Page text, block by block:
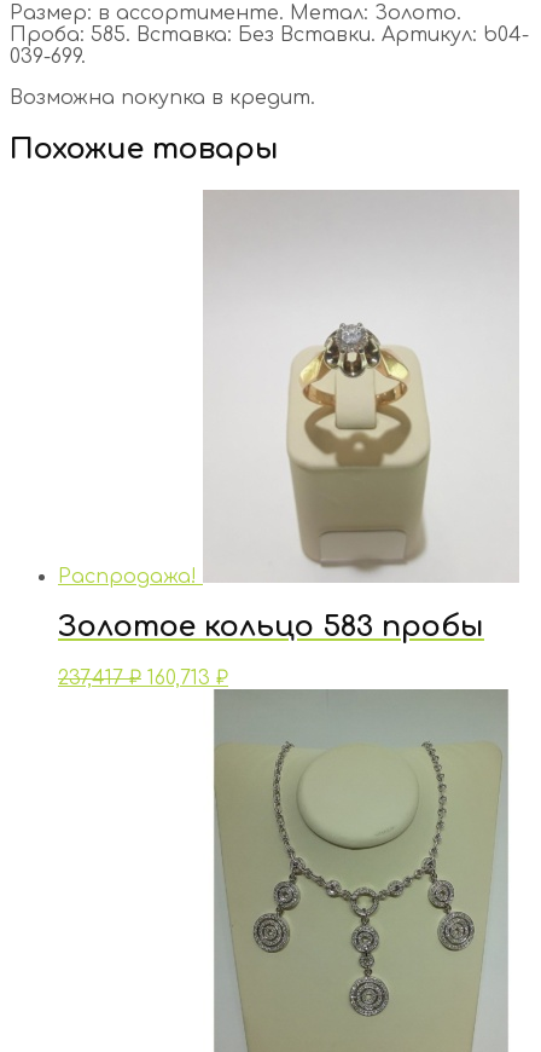
Размер: в ассортименте. Метал: Золото.
Проба: 585. Вставка: Без Вставки. Артикул: b04-
039-699.
Возможна покупка в кредит.
Похожие товары
Распродажа!
Золотое кольцо 583 пробы
237,417₽ 160,713 ₽